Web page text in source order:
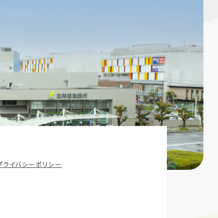
ライバシーポリシー